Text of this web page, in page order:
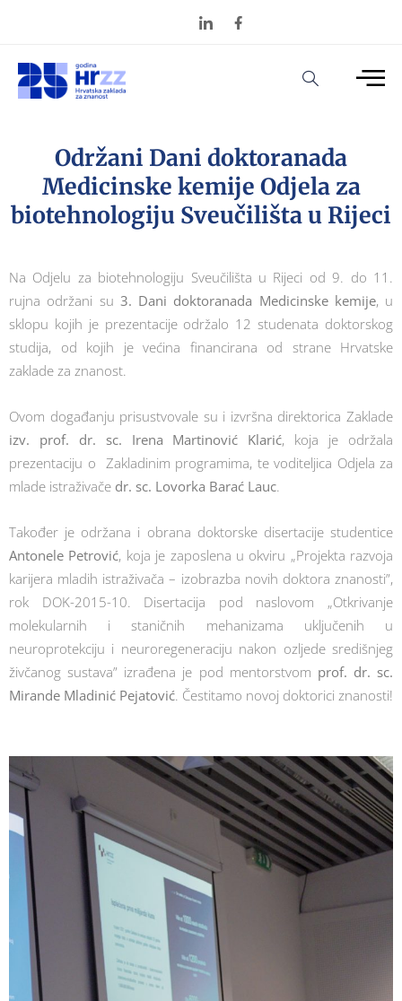
Održani Dani doktoranada
Medicinske kemije Odjela za
biotehnologiju Sveučilišta u Rijeci
Na Odjelu za biotehnologiju Sveučilišta u Rijeci od 9. do 11.
rujna održani su 3. Dani doktoranada Medicinske kemije, u
sklopu kojih je prezentacije održalo 12 studenata doktorskog
studija, od kojih je većina financirana od strane Hrvatske
zaklade za znanost.
Ovom događanju prisustvovale su i izvršna direktorica Zaklade
izv. prof. dr. sc. Irena Martinović Klarić, koja je održala
prezentaciju o Zakladinim programima, te voditeljica Odjela za
mlade istraživače dr. sc. Lovorka Barać Lauc.
Također je održana i obrana doktorske disertacije studentice
Antonele Petrović, koja je zaposlena u okviru „Projekta razvoja
karijera mladih istraživača – izobrazba novih doktora znanosti”,
rok DOK-2015-10. Disertacija pod naslovom „Otkrivanje
molekularnih i staničnih mehanizama uključenih u
neuroprotekciju i neuroregeneraciju nakon ozljede središnjeg
živčanog sustava” izrađena je pod mentorstvom prof. dr. sc.
Mirande Mladinić Pejatović. Čestitamo novoj doktorici znanosti!